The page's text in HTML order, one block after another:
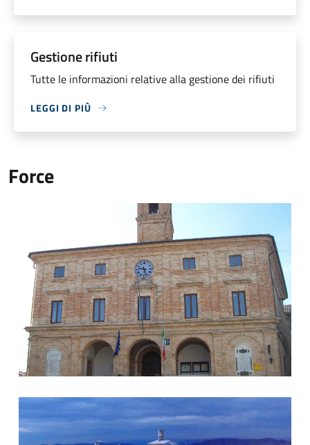
Gestione rifiuti
Tutte le informazioni relative alla gestione dei rifiuti
LEGGI DI PIÙ
Force
Paesaggio Forcese